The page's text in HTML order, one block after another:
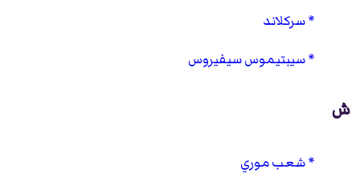
سركلاند
سيبتيموس سيفيروس
ش
شعب موري